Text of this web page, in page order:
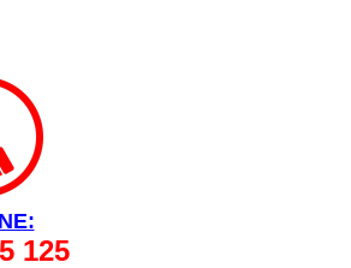
Phước, Lâm
Hòa, Kiên
125